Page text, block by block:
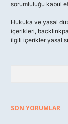
sorumluluğu kabul
Hukuka ve yasal
içerikleri,
ilgili içerikler yasal
SON YORUMLAR